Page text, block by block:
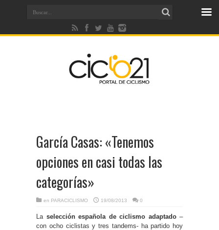
García Casas: «Tenemos
opciones en casi todas las
categorías»
en PARACICLISMO 19/08/2013 0
La selección española de ciclismo adaptado–
con ocho ciclistas y tres tandems- ha partido hoy